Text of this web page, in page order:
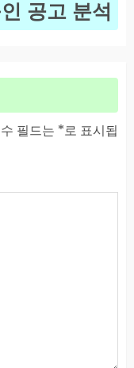
공고 분석
필드는 *로 표시됩